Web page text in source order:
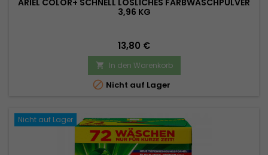
ARIEL COLOR+ SCHNELL LÖSLICHES FARBWASCHPULVER
3,96 KG
Preis
13,80 €
 In den Warenkorb
 Nicht auf Lager
Nicht auf Lager